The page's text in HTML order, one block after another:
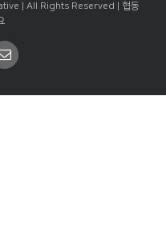
| All Rights Reserved | 협동
Email